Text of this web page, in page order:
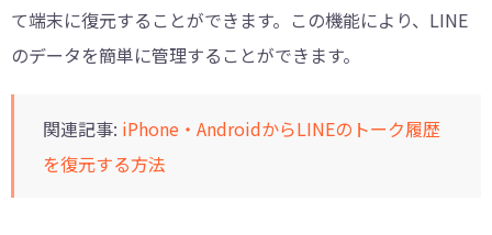
て端末に復元することができます。この機能により、LINE
のデータを簡単に管理することができます。
関連記事: iPhone・AndroidからLINEのトーク履歴
を復元する方法